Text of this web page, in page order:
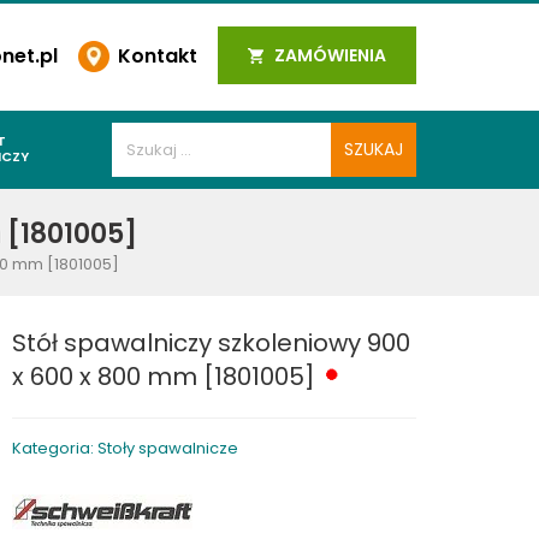
ZAMÓWIENIA
Kontakt
SPAWALNICZE
mm [1801005]
Stół spawalniczy szkoleniowy 900
x 600 x 800 mm [1801005]
Kategoria: Stoły spawalnicze